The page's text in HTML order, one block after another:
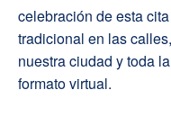
celebración de esta
tradicional en las
nuestra ciudad y toda
formato virtual.